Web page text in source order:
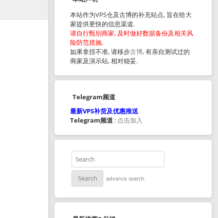
本站作为VPS仓及古博的补充站点, 旨在给大
家提供更快的信息渠道.
请自行甄别商家, 及时做好数据备份及相关风
险防范措施.
如果拿捏不准, 请移步古博, 有亲自测试过的
商家及演示站, 相对稳妥.
Telegram频道
最新VPS补货及优惠推送
Telegram频道 : 点击加入
advance search